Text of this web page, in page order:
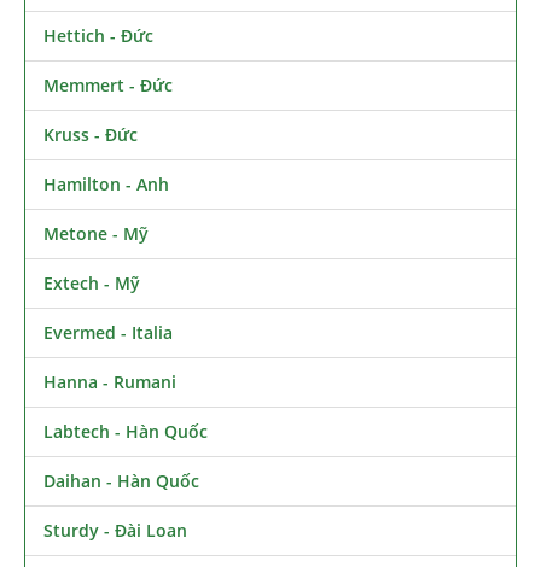
Hettich - Đức
Memmert - Đức
Kruss - Đức
Hamilton - Anh
Metone - Mỹ
Extech - Mỹ
Evermed - Italia
Hanna - Rumani
Labtech - Hàn Quốc
Daihan - Hàn Quốc
Sturdy - Đài Loan